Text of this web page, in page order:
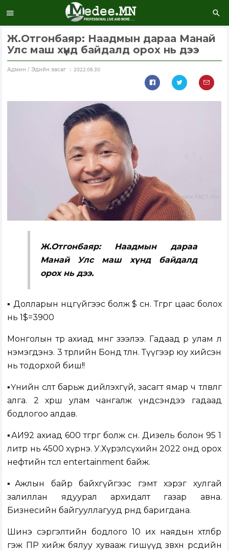
Ж.Отгонбаяр: Наадмын дараа Манай
Улс маш хүнд байдалд орох нь дээ
Aдмин / Эдийн засаг 2022.06.30
Ж.Отгонбаяр: Наадмын дараа
Манай Улс маш хүнд байдалд
орох нь дээ.
▪️ Долларын нөөцгүйгээс болж $ өснө. Төгрөг цаас болох
нь 1$=3900
Монголын төр ахиад мөнгө зээлээ. Гадаад өр улам л
нэмэгдэнэ. 3 төрлийн Бонд төлнө. Түүгээр юу хийсэн
нь тодорхой биш!!
▪️Үнийн өсөлтөө барьж дийлэхгүй, засагт ямар ч төлөвлөгөө
алга. 2 хөрш улам чангалж үндсэндээ гадаад
бодлогоо алдав.
▪️АИ92 ахиад 600 төгрөг болж өснө. Дизель болон 95 1
литр нь 4500 хүрнэ. У.Хүрэлсүхийн 2022 онд орох
нефтийн төсөл entertainment байж.
▪️Ажлын байр байхгүйгээс гэмт хэрэг хулгай
залиллан ядуурал архидалт газар авна.
Бизнесийн байгууллагууд өрөндөө баригдана.
Шинэ сэргэлтийн бодлого 10 их наядын хөтөлбөр
гэж ПР хийж бялуу хувааж гишүүд зөвхөн өөрсдийн